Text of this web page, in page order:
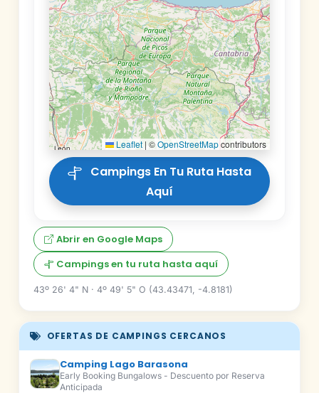
Leaflet | ©OpenStreetMapcontributors
Aquí
Abrir en Google Maps
Campings en tu ruta hasta aquí
43º 26' 4" N · 4º 49' 5" O (43.43471, -4.8181)
OFERTAS DE CAMPINGS CERCANOS
Camping Lago Barasona
Early Booking Bungalows - Descuento por Reserva
Anticipada